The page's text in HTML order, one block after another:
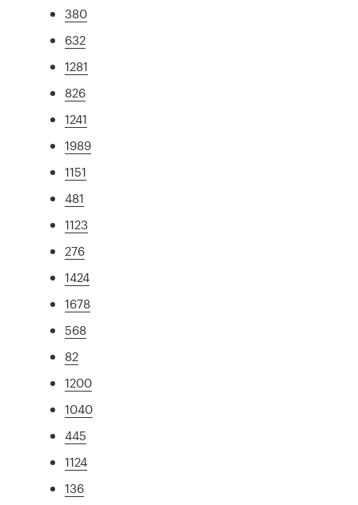
380
632
1281
826
1241
1989
1151
481
1123
276
1424
1678
568
82
1200
1040
445
1124
136